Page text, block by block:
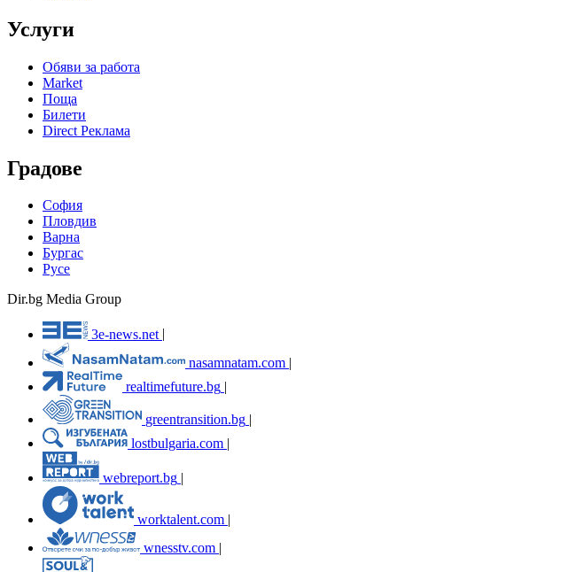
Услуги
Обяви за работа
Market
Поща
Билети
Direct Реклама
Градове
София
Пловдив
Варна
Бургас
Русе
Dir.bg Media Group
3e-news.net
nasamnatam.com |
realtimefuture.bg |
greentransition.bg |
lostbulgaria.com |
webreport.bg
worktalent.com |
wnesstv.com |